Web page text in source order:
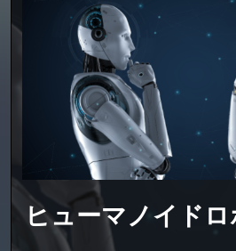
ヒューマノイド